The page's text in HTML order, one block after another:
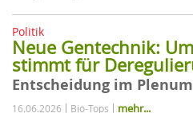
Politik
Neue Gentechnik:
stimmt für
Entscheidung im
16.06.2026 Bio-Tops mehr...